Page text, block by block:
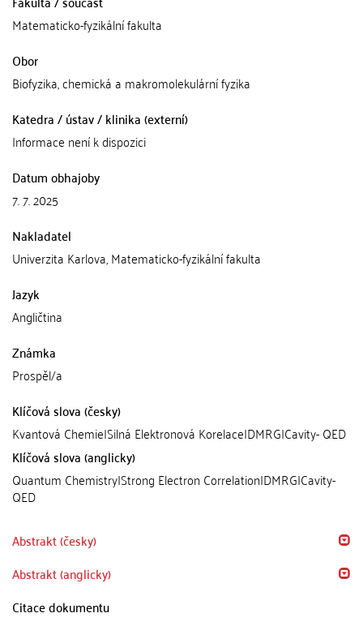
Matematicko-fyzikální fakulta
Obor
Biofyzika, chemická a makromolekulární fyzika
Katedra / ústav / klinika (externí)
Informace není k dispozici
Datum obhajoby
7. 7. 2025
Nakladatel
Univerzita Karlova, Matematicko-fyzikální fakulta
Jazyk
Angličtina
Známka
Prospěl/a
Klíčová slova (česky)
Kvantová Chemie|Silná Elektronová Korelace|DMRG|Cavity- QED
Klíčová slova (anglicky)
Quantum Chemistry|Strong Electron Correlation|DMRG|Cavity-
QED
Abstrakt (česky)
Abstrakt (anglicky)
Citace dokumentu